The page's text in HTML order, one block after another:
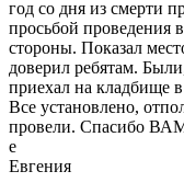
год со дня из смерти
просьбой проведения
стороны. Показал
доверил ребятам.
приехал на кладбище
Все установлено,
провели. Спасибо
е
Евгения